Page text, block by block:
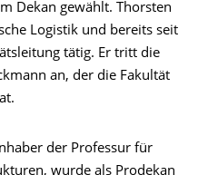
Dekan gewählt. Thorsten
Logistik und bereits seit
tätig. Er tritt die
an, der die Fakultät
der Professur für
wurde als Prodekan